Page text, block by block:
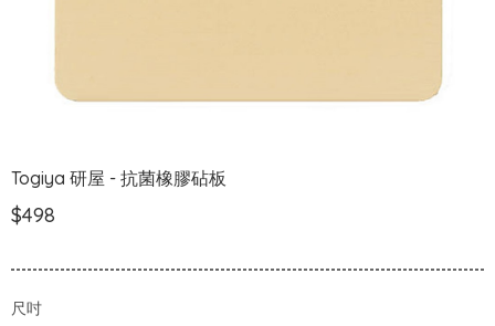
Togiya 研屋 - 抗菌橡膠砧板
$498
尺吋